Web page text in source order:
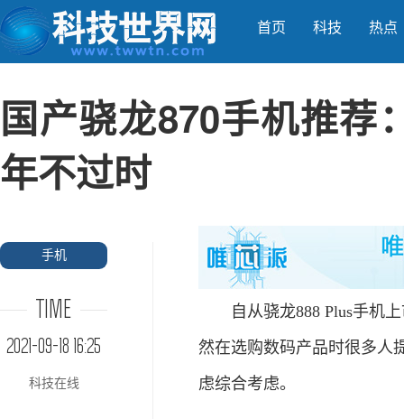
首页 科技 热点
国产骁龙870手机推荐
年不过时
手机
TIME
2021-09-18 16:25
科技在线
自从骁龙888 Plus手机上
然在选购数码产品时很多人
虑综合考虑。